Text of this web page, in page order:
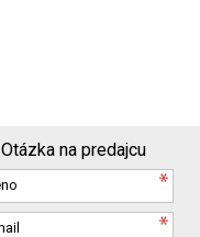
Otázka na predajcu